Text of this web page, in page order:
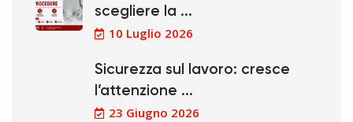
scegliere la ...
10 Luglio 2026
Sicurezza sul lavoro: cresce
l’attenzione ...
23 Giugno 2026